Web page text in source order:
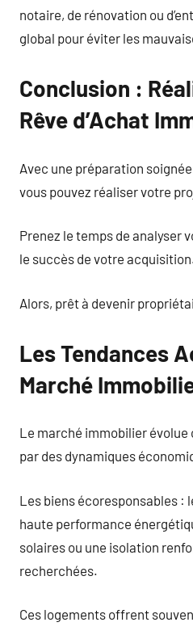
notaire, de rénovation ou
global pour éviter les
Conclusion :
Rêve d’Achat
Avec une préparation
vous pouvez réaliser votre
Prenez le temps de analyser
le succès de votre
Alors, prêt à devenir
Les Tendances
Marché
Le marché immobilier
par des dynamiques
Les biens écoresponsables :
haute performance
solaires ou une isolation
recherchées.
Ces logements offrent